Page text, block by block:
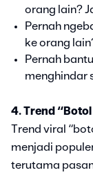
orang lain?
Pernah
ke orang
Pernah
menghindar
4. Trend
Trend viral
menjadi
terutama